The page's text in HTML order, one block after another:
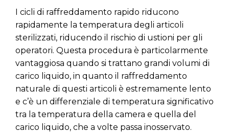
I cicli di raffreddamento rapido riducono
rapidamente la temperatura degli articoli
sterilizzati, riducendo il rischio di ustioni per gli
operatori. Questa procedura è particolarmente
vantaggiosa quando si trattano grandi volumi di
carico liquido, in quanto il raffreddamento
naturale di questi articoli è estremamente lento
e c’è un differenziale di temperatura significativo
tra la temperatura della camera e quella del
carico liquido, che a volte passa inosservato.